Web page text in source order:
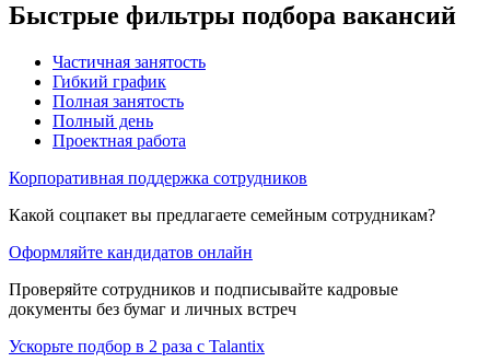
Быстрые фильтры подбора вакансий
Частичная занятость
Гибкий график
Полная занятость
Полный день
Проектная работа
Корпоративная поддержка сотрудников
Какой соцпакет вы предлагаете семейным сотрудникам?
Оформляйте кандидатов онлайн
Проверяйте сотрудников и подписывайте кадровые
документы без бумаг и личных встреч
Ускорьте подбор в 2 раза с Talantix